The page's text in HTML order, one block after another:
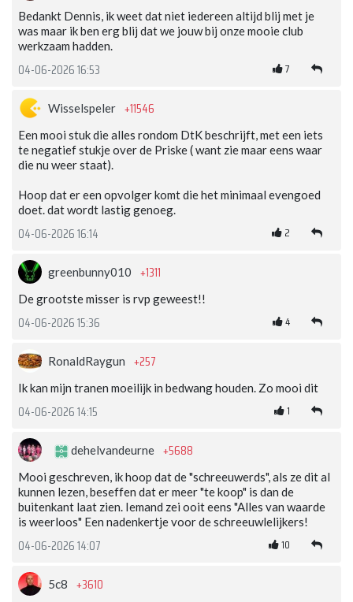
Bedankt Dennis, ik weet dat niet iedereen altijd blij met je
was maar ik ben erg blij dat we jouw bij onze mooie club
werkzaam hadden.
04-06-2026 16:53 7
Wisselspeler +11546
Een mooi stuk die alles rondom DtK beschrijft, met een iets
te negatief stukje over de Priske ( want zie maar eens waar
die nu weer staat).
Hoop dat er een opvolger komt die het minimaal evengoed
doet. dat wordt lastig genoeg.
04-06-2026 16:14 2
greenbunny010 +1311
De grootste misser is rvp geweest!!
04-06-2026 15:36 4
RonaldRaygun +257
Ik kan mijn tranen moeilijk in bedwang houden. Zo mooi dit
04-06-2026 14:15 1
dehelvandeurne +5688
Mooi geschreven, ik hoop dat de "schreeuwerds", als ze dit al
kunnen lezen, beseffen dat er meer "te koop" is dan de
buitenkant laat zien. Iemand zei ooit eens "Alles van waarde
is weerloos" Een nadenkertje voor de schreeuwlelijkers!
04-06-2026 14:07 10
5c8 +3610